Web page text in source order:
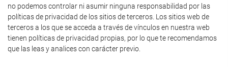
no podemos controlar ni asumir ninguna responsabilidad por las
políticas de privacidad de los sitios de terceros. Los sitios web de
terceros a los que se acceda a través de vínculos en nuestra web
tienen políticas de privacidad propias, por lo que te recomendamos
que las leas y analices con carácter previo.